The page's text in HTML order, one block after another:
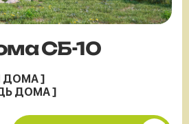
СБ-10
ДОМА ]
ДОМА ]